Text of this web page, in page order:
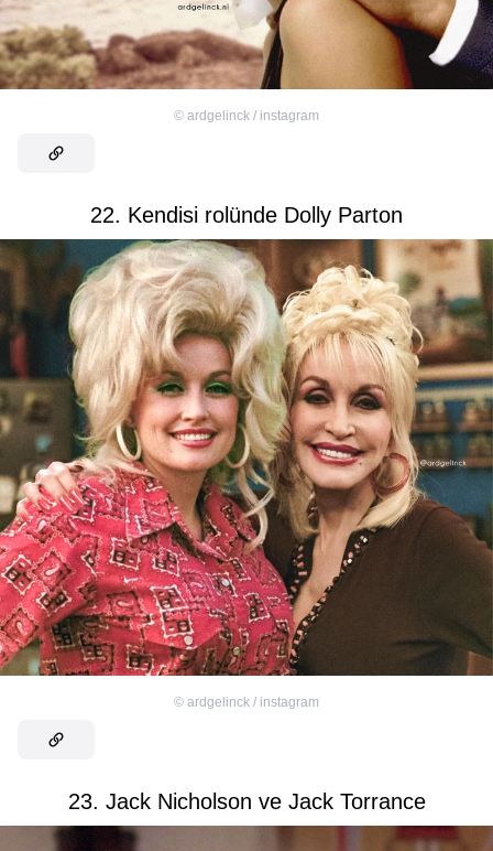
© ardgelinck / instagram
22. Kendisi rolünde Dolly Parton
© ardgelinck / instagram
23. Jack Nicholson ve Jack Torrance